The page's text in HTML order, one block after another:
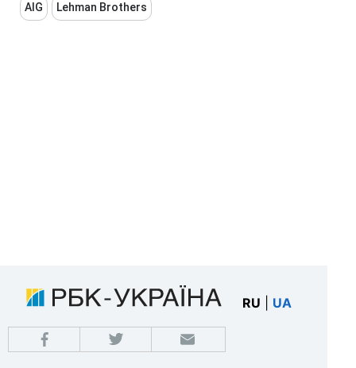
AIG Lehman Brothers
RU UA